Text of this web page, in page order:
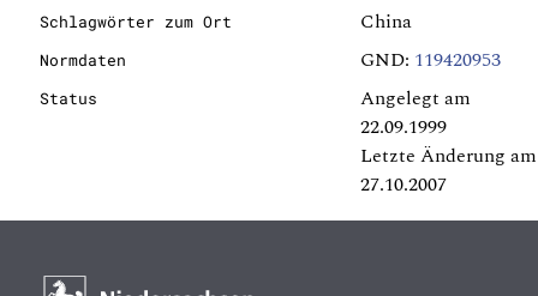
Schlagwörter zum Ort China
Normdaten GND: 119420953
Status
Angelegt am
22.09.1999
Letzte Änderung am
27.10.2007